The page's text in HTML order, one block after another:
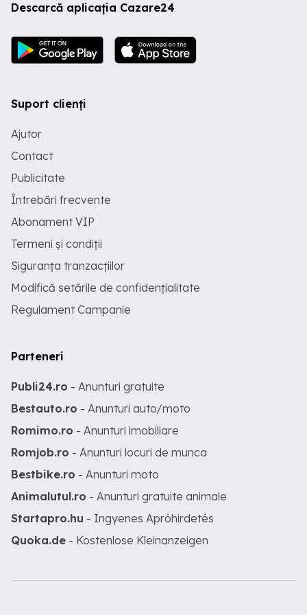
Descarcă aplicația Cazare24
Suport clienți
Ajutor
Contact
Publicitate
Întrebări frecvente
Abonament VIP
Termeni și condiții
Siguranța tranzacțiilor
Modifică setările de confidențialitate
Regulament Campanie
Parteneri
Publi24.ro - Anunturi gratuite
Bestauto.ro - Anunturi auto/moto
Romimo.ro - Anunturi imobiliare
Romjob.ro - Anunturi locuri de munca
Bestbike.ro - Anunturi moto
Animalutul.ro - Anunturi gratuite animale
Startapro.hu - Ingyenes Apróhirdetés
Quoka.de - Kostenlose Kleinanzeigen